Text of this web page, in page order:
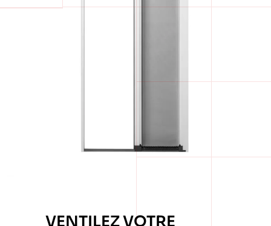
VENTILEZ VOTRE